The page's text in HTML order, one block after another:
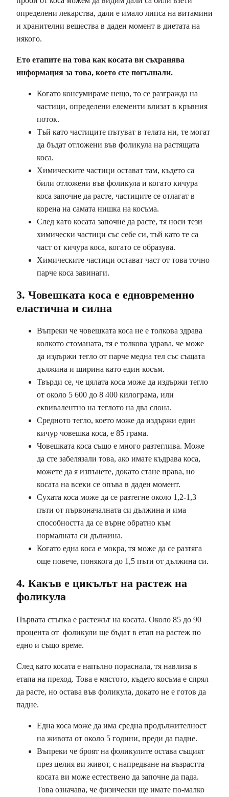
определени лекарства, дали е имало липса на витамини
и хранителни вещества в даден момент в диетата на
някого.
Ето етапите на това как косата ви съхранява
информация за това, което сте погълнали.
Когато консумираме нещо, то се разгражда на
частици, определени елементи влизат в кръвния
поток.
Тъй като частиците пътуват в телата ни, те могат
да бъдат отложени във фоликула на растящата
коса.
Химическите частици остават там, където са
били отложени във фоликула и когато кичура
коса започне да расте, частиците се отлагат в
корена на самата нишка на косъма.
След като косата започне да расте, тя носи тези
химически частици със себе си, тъй като те са
част от кичура коса, когато се образува.
Химическите частици остават част от това точно
парче коса завинаги.
3. Човешката коса е едновременно
еластична и силна
Въпреки че човешката коса не е толкова здрава
колкото стоманата, тя е толкова здрава, че може
да издържи тегло от парче медна тел със същата
дължина и ширина като един косъм.
Твърди се, че цялата коса може да издържи тегло
от около 5 600 до 8 400 килограма, или
еквивалентно на теглото на два слона.
Средното тегло, което може да издържи един
кичур човешка коса, е 85 грама.
Човешката коса също е много разтеглива. Може
да сте забелязали това, ако имате къдрава коса,
можете да я изпънете, докато стане права, но
косата на всеки се опъва в даден момент.
Сухата коса може да се разтегне около 1,2-1,3
пъти от първоначалната си дължина и има
способността да се върне обратно към
нормалната си дължина.
Когато една коса е мокра, тя може да се разтяга
още повече, понякога до 1,5 пъти от дължина си.
4. Какъв е цикълът на растеж на
фоликула
Първата стъпка е растежът на косата. Около 85 до 90
процента от фоликули ще бъдат в етап на растеж по
едно и също време.
След като косата е напълно пораснала, тя навлиза в
етапа на преход. Това е мястото, където косъма е спрял
да расте, но остава във фоликула, докато не е готов да
падне.
Една коса може да има средна продължителност
на живота от около 5 години, преди да падне.
Въпреки че броят на фоликулите остава същият
през целия ви живот, с напредване на възрастта
косата ви може естествено да започне да пада.
Това означава, че физически ще имате по-малко